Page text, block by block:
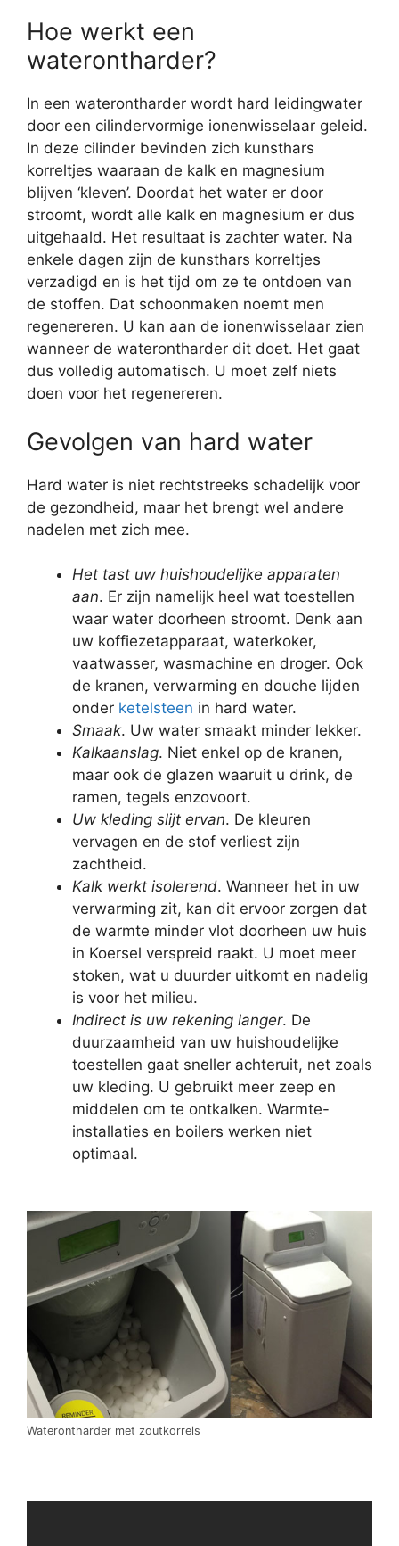
Hoe werkt een
waterontharder?
In een waterontharder wordt hard leidingwater
door een cilindervormige ionenwisselaar geleid.
In deze cilinder bevinden zich kunsthars
korreltjes waaraan de kalk en magnesium
blijven ‘kleven’. Doordat het water er door
stroomt, wordt alle kalk en magnesium er dus
uitgehaald. Het resultaat is zachter water. Na
enkele dagen zijn de kunsthars korreltjes
verzadigd en is het tijd om ze te ontdoen van
de stoffen. Dat schoonmaken noemt men
regenereren. U kan aan de ionenwisselaar zien
wanneer de waterontharder dit doet. Het gaat
dus volledig automatisch. U moet zelf niets
doen voor het regenereren.
Gevolgen van hard water
Hard water is niet rechtstreeks schadelijk voor
de gezondheid, maar het brengt wel andere
nadelen met zich mee.
Het tast uw huishoudelijke apparaten
aan. Er zijn namelijk heel wat toestellen
waar water doorheen stroomt. Denk aan
uw koffiezetapparaat, waterkoker,
vaatwasser, wasmachine en droger. Ook
de kranen, verwarming en douche lijden
onder ketelsteen in hard water.
Smaak. Uw water smaakt minder lekker.
Kalkaanslag. Niet enkel op de kranen,
maar ook de glazen waaruit u drink, de
ramen, tegels enzovoort.
Uw kleding slijt ervan. De kleuren
vervagen en de stof verliest zijn
zachtheid.
Kalk werkt isolerend. Wanneer het in uw
verwarming zit, kan dit ervoor zorgen dat
de warmte minder vlot doorheen uw huis
in Koersel verspreid raakt. U moet meer
stoken, wat u duurder uitkomt en nadelig
is voor het milieu.
Indirect is uw rekening langer. De
duurzaamheid van uw huishoudelijke
toestellen gaat sneller achteruit, net zoals
uw kleding. U gebruikt meer zeep en
middelen om te ontkalken. Warmte-
installaties en boilers werken niet
optimaal.
Waterontharder met zoutkorrels